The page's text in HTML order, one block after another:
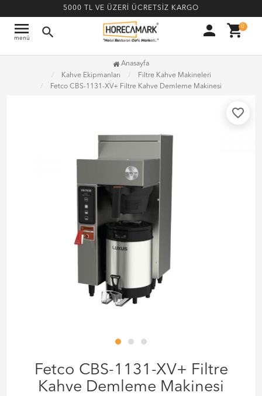
5000 TL VE ÜZERİ ÜCRETSİZ KARGO
menu
menü search person shopping_cart0
Anasayfa
Kahve Ekipmanları
Filtre Kahve Makineleri
Fetco CBS-1131-XV+ Filtre Kahve Demleme Makinesi
favorite_border
Fetco CBS-1131-XV+ Filtre
Kahve Demleme Makinesi